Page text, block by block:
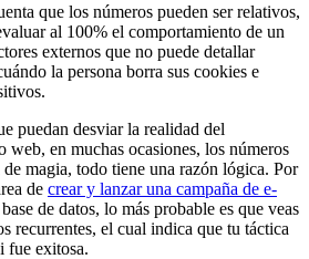
que los números pueden ser relativos,
al 100% el comportamiento de un
externos que no puede detallar
la persona borra sus cookies e
puedan desviar la realidad del
web, en muchas ocasiones, los números
magia, todo tiene una razón lógica. Por
de crear y lanzar una campaña de e-
de datos, lo más probable es que veas
recurrentes, el cual indica que tu táctica
fue exitosa.